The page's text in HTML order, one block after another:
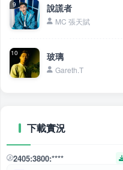
9 說謊者
MC 張天賦
10 玻璃
Gareth.T
下載實況
2405:3800:****